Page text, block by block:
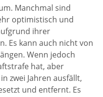
Manchmal sind
optimistisch und
ihrer
Es kann auch nicht von
Wenn jedoch
hat, aber
zwei Jahren ausfällt,
und entfernt. Es